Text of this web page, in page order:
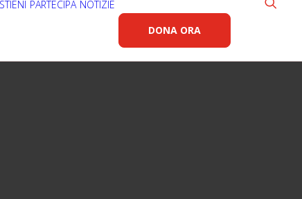
PARTECIPA NOTIZIE
DONA ORA